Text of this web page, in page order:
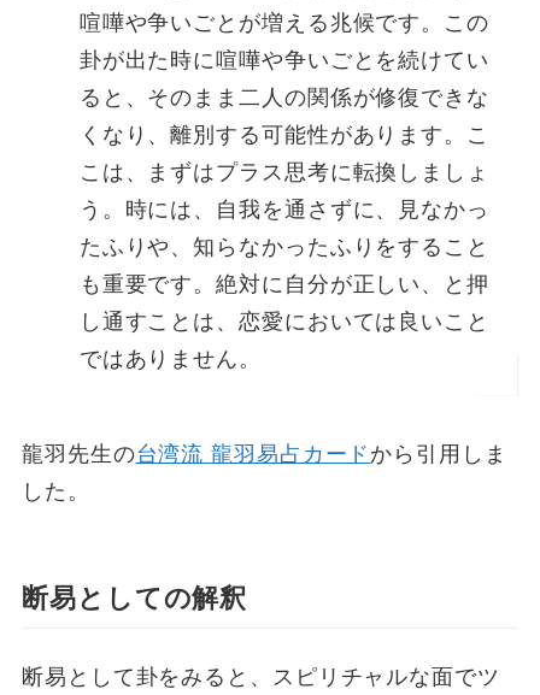
喧嘩や争いごとが増える兆候です。この
卦が出た時に喧嘩や争いごとを続けてい
ると、そのまま二人の関係が修復できな
くなり、離別する可能性があります。こ
こは、まずはプラス思考に転換しましょ
う。時には、自我を通さずに、見なかっ
たふりや、知らなかったふりをすること
も重要です。絶対に自分が正しい、と押
し通すことは、恋愛においては良いこと
ではありません。
龍羽先生の台湾流 龍羽易占カードから引用しま
した。
断易としての解釈
断易として卦をみると、スピリチャルな面でツ